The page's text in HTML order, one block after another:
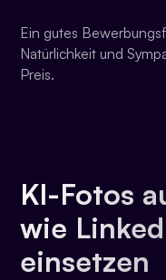
Ein gutes
Natürlichkeit und
Preis.
KI-Fotos
wie
einsetzen